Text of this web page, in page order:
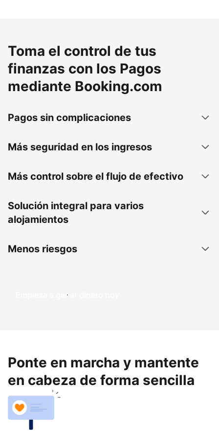
Toma el control de tus
finanzas con los Pagos
mediante Booking.com
Pagos sin complicaciones
Más seguridad en los ingresos
Más control sobre el flujo de efectivo
Solución integral para varios
alojamientos
Menos riesgos
Empieza a ganar dinero hoy
Ponte en marcha y mantente
en cabeza de forma sencilla